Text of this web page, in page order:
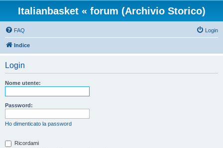
Italianbasket « forum (Archivio Storico)
FAQ Login
Indice
Login
Nome utente:
Password:
Ho dimenticato la password
Ricordami